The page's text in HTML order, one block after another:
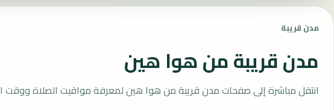
مدن قريبة
مدن قريبة من هوا هين
انتقل مباشرة إلى صفحات مدن قريبة من هوا هين لمعرفة مواقيت الصلاة ووقت